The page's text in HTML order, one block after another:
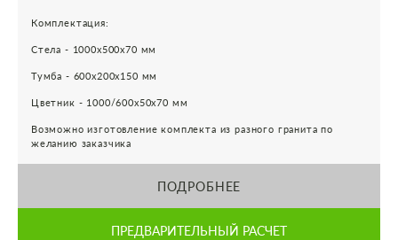
Комплектация:
Стела - 1000х500х70 мм
Тумба - 600х200х150 мм
Цветник - 1000/600х50х70 мм
Возможно изготовление комплекта из разного гранита по
желанию заказчика
ПОДРОБНЕЕ
ПРЕДВАРИТЕЛЬНЫЙ РАСЧЕТ